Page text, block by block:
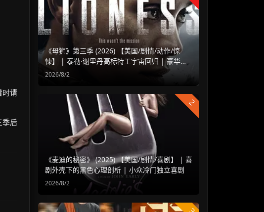
时请
季后
《母狮》第三季 (2026) 【美国/剧情/动作/惊
悚】 | 泰勒·谢里丹高标特工宇宙回归 | 豪华阵
容延续高水准硬核谍战
2026/8/2
2
《麦迪的秘密》 (2025) 【美国/剧情/喜剧】 | 喜
剧外壳下的黑色心理剖析 | 小众冷门独立喜剧
2026/8/2